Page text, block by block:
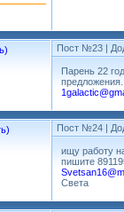
Пост №23 |
Парень 22
предложения.
Пост №24 |
ищу работу
пишите
Света